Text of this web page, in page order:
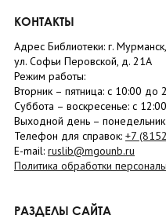
КОНТАКТЫ
Адрес Библиотеки: г. Мурманск,
ул. Софьи Перовской, д. 21А
Режим работы:
Вторник – пятница: с 10:00 до
Суббота – воскресенье: c
Выходной день – понедельник
Телефон для справок: +7
E-mail: ruslib@mgounb.ru
Политика обработки
РАЗДЕЛЫ САЙТА